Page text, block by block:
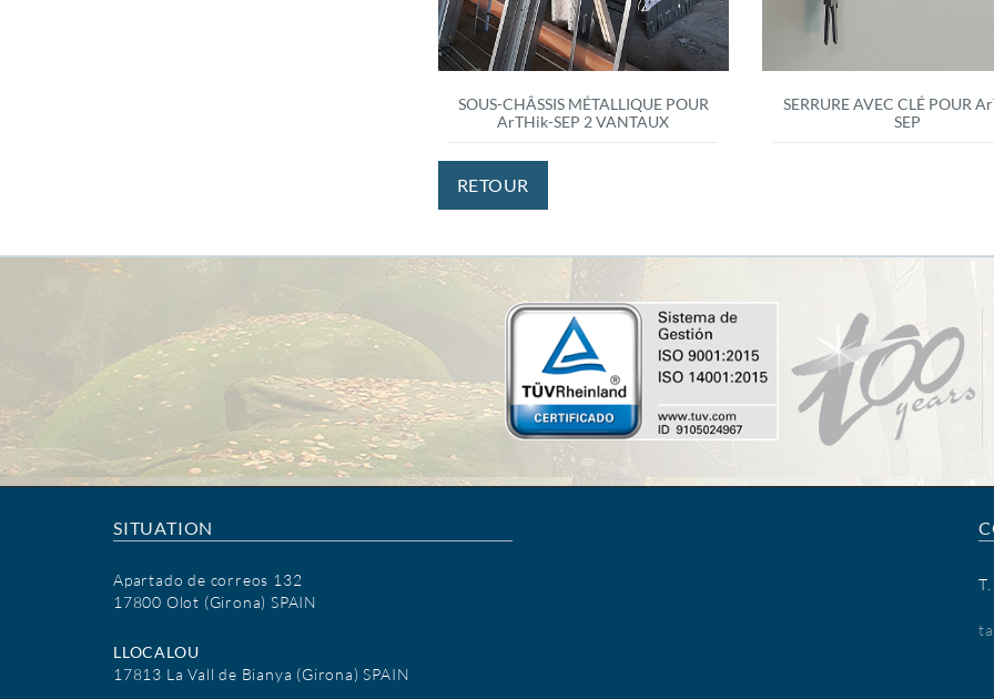
SOUS-CHÂSSIS MÉTALLIQUE POUR
ArTHik-SEP 2 VANTAUX
SERRURE AVEC CLÉ POUR
SEP
RETOUR
SITUATION
Apartado de correos 132
17800 Olot (Girona) SPAIN
LLOCALOU
17813 La Vall de Bianya (Girona) SPAIN